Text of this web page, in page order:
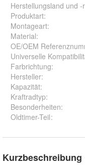
Herstellungsland und -
Produktart:
Montageart:
Material:
OE/OEM
Universelle
Farbrichtung:
Hersteller:
Kapazität:
Kraftradtyp:
Besonderheiten:
Oldtimer-Teil:
Kurzbeschreibung